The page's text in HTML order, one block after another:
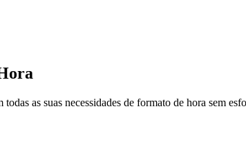
as suas necessidades de formato de hora sem